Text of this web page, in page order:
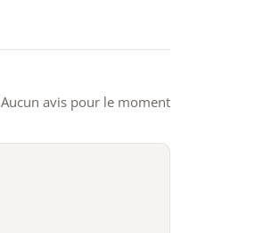
Aucun avis pour le moment